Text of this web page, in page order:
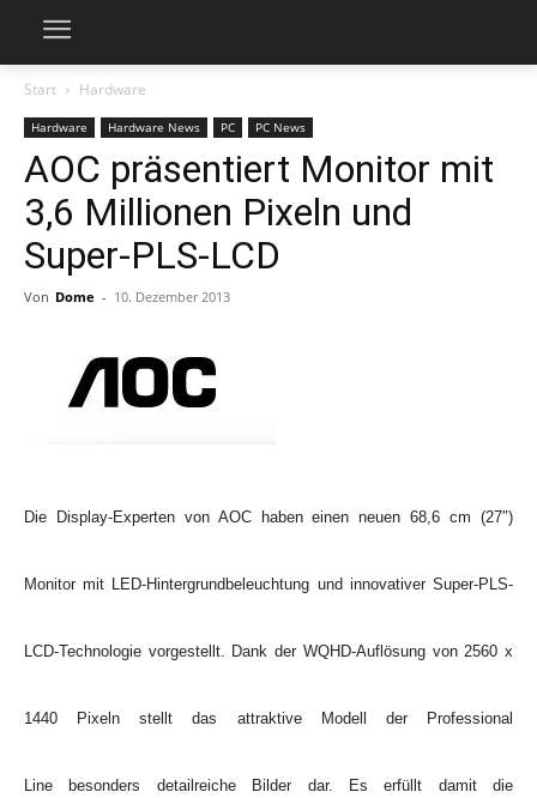
Start Hardware
Hardware Hardware News PC PC News
AOC präsentiert Monitor mit
3,6 Millionen Pixeln und
Super-PLS-LCD
Von Dome - 10. Dezember 2013
Die Display-Experten von AOC haben einen neuen 68,6 cm (27″)
Monitor mit LED-Hintergrundbeleuchtung und innovativer Super-PLS-
LCD-Technologie vorgestellt. Dank der WQHD-Auflösung von 2560 x
1440 Pixeln stellt das attraktive Modell der Professional
Line besonders detailreiche Bilder dar. Es erfüllt damit die